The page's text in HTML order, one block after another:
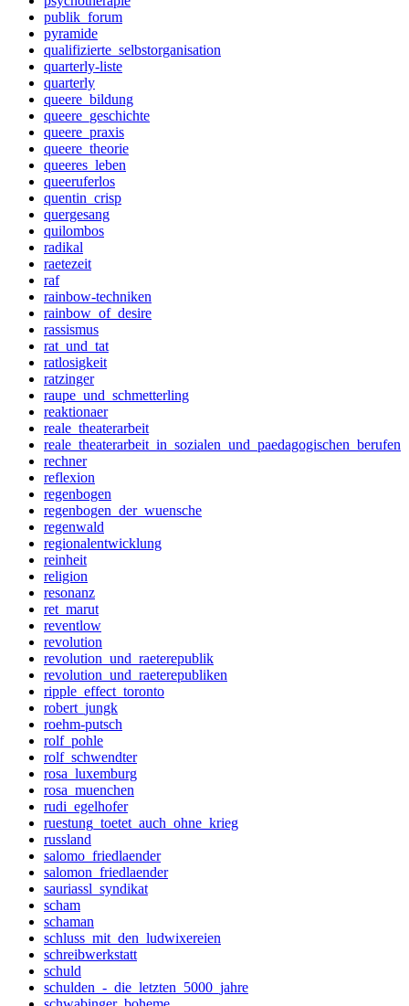
publik_forum
pyramide
qualifizierte_selbstorganisation
quarterly-liste
quarterly
queere_bildung
queere_geschichte
queere_praxis
queere_theorie
queeres_leben
queeruferlos
quentin_crisp
quergesang
quilombos
radikal
raetezeit
raf
rainbow-techniken
rainbow_of_desire
rassismus
rat_und_tat
ratlosigkeit
ratzinger
raupe_und_schmetterling
reaktionaer
reale_theaterarbeit
reale_theaterarbeit_in_sozialen_und_paedagogischen_berufen
rechner
reflexion
regenbogen
regenbogen_der_wuensche
regenwald
regionalentwicklung
reinheit
religion
resonanz
ret_marut
reventlow
revolution
revolution_und_raeterepublik
revolution_und_raeterepubliken
ripple_effect_toronto
robert_jungk
roehm-putsch
rolf_pohle
rolf_schwendter
rosa_luxemburg
rosa_muenchen
rudi_egelhofer
ruestung_toetet_auch_ohne_krieg
russland
salomo_friedlaender
salomon_friedlaender
sauriassl_syndikat
scham
schaman
schluss_mit_den_ludwixereien
schreibwerkstatt
schuld
schulden_-_die_letzten_5000_jahre